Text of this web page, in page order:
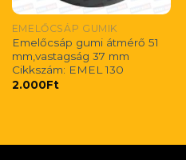
EMELŐCSÁP GUMIK
Emelőcsáp gumi átmérő 51
mm,vastagság 37 mm
Cikkszám: EMEL 130
2.000Ft